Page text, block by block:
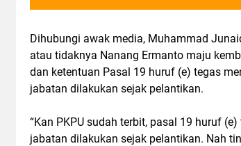
Dihubungi awak media, Muhammad
atau tidaknya Nanang Ermanto maju
dan ketentuan Pasal 19 huruf (e) tegas
jabatan dilakukan sejak pelantikan.
“Kan PKPU sudah terbit, pasal 19 huruf
jabatan dilakukan sejak pelantikan. Nah